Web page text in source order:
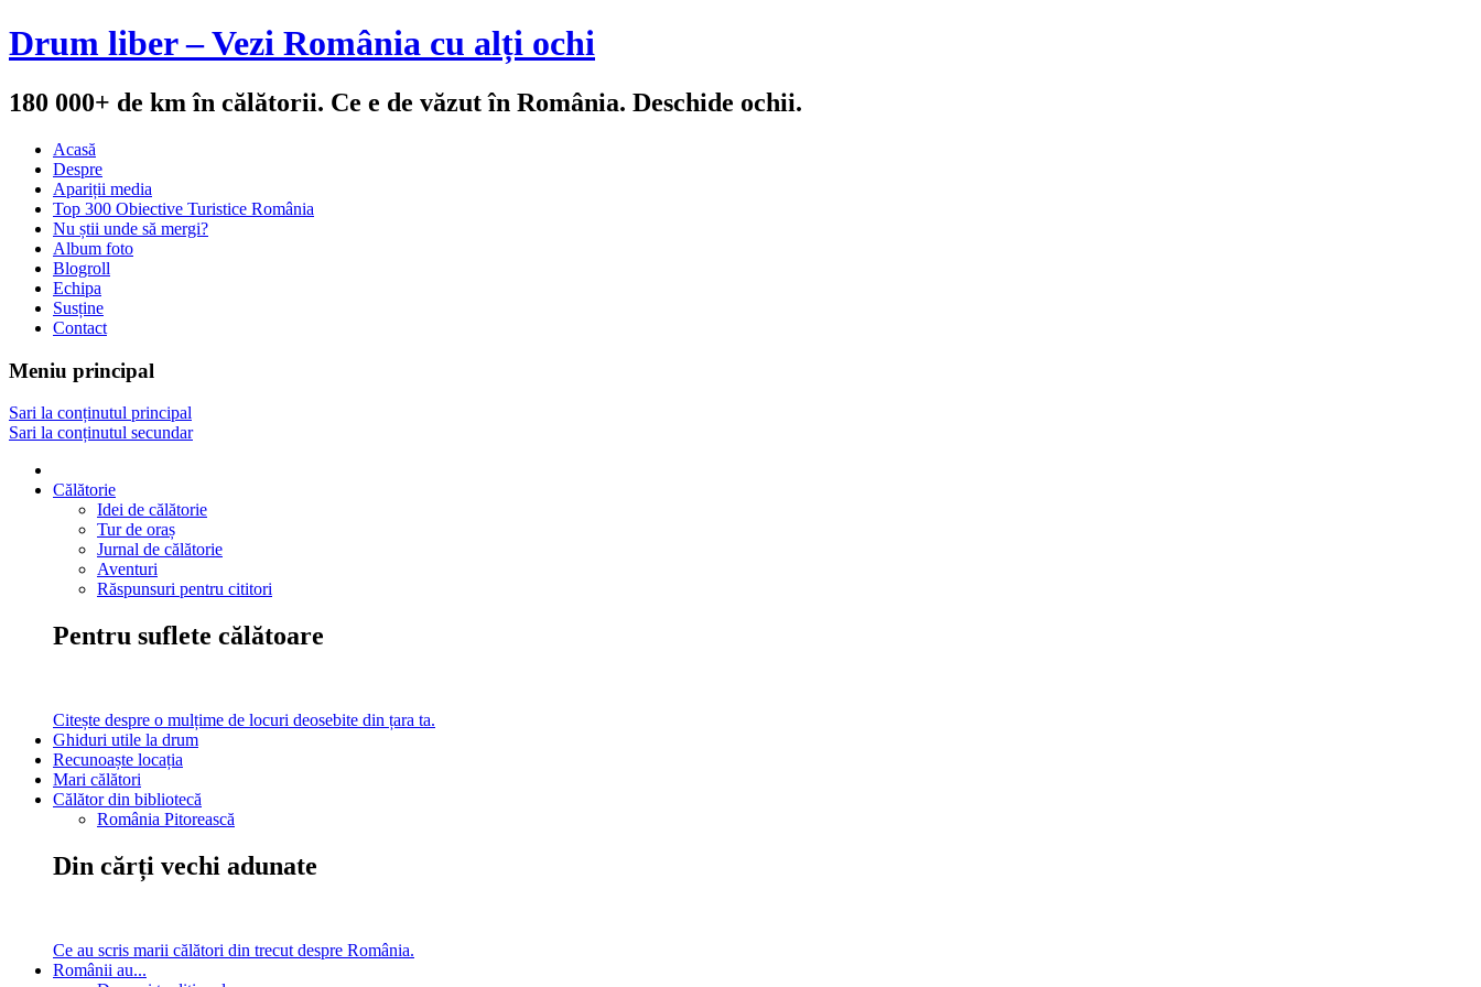
Drum liber – Vezi România cu alți ochi
180 000+ de km în călătorii. Ce e de văzut în România. Deschide ochii.
Acasă
Despre
Apariții media
Top 300 Obiective Turistice România
Nu știi unde să mergi?
Album foto
Blogroll
Echipa
Susține
Contact
Meniu principal
Sari la conținutul principal
Sari la conținutul secundar
Călătorie
Idei de călătorie
Tur de oraș
Jurnal de călătorie
Aventuri
Răspunsuri pentru cititori
Pentru suflete călătoare
Citește despre o mulțime de locuri deosebite din țara ta.
Ghiduri utile la drum
Recunoaște locația
Mari călători
Călător din bibliotecă
România Pitorească
Din cărți vechi adunate
Ce au scris marii călători din trecut despre România.
Românii au...